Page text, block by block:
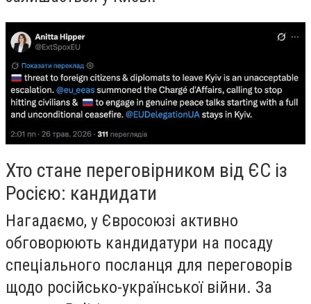
Хто стане переговірником від ЄС із
Росією: кандидати
Нагадаємо, у Євросоюзі активно
обговорюють кандидатури на посаду
спеціального посланця для переговорів
щодо російсько-української війни. За